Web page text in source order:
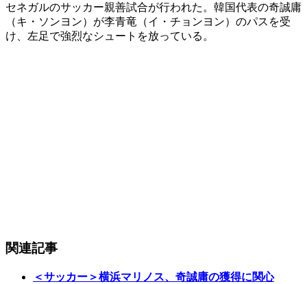
セネガルのサッカー親善試合が行われた。韓国代表の奇誠庸
（キ・ソンヨン）が李青竜（イ・チョンヨン）のパスを受
け、左足で強烈なシュートを放っている。
関連記事
＜サッカー＞横浜マリノス、奇誠庸の獲得に関心